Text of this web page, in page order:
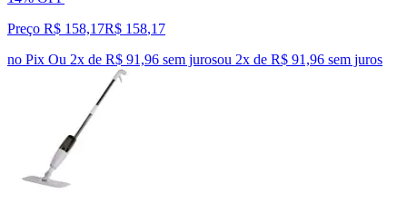
Preço R$ 158,17R$ 158,17
no Pix Ou 2x de R$ 91,96 sem jurosou 2x de R$ 91,96 sem juros